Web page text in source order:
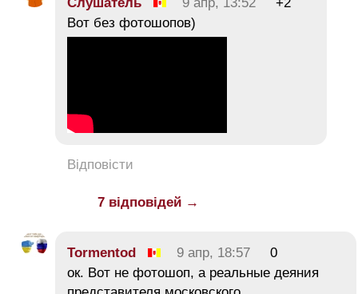
Вот без фотошопов)
Відповісти
7 відповідей →
Tormentod 9 апр, 18:57
0
ок. Вот не фотошоп, а реальные деяния